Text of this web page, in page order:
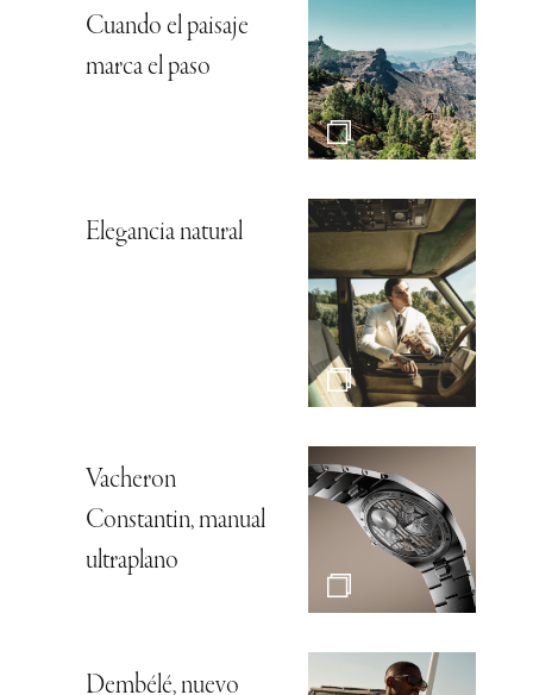
Cuando el paisaje
marca el paso
Elegancia natural
Vacheron
Constantin, manual
ultraplano
Dembélé, nuevo